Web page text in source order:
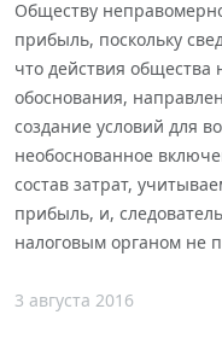
Обществу
прибыль, поскольку
что действия общества
обоснования,
создание условий для
необоснованное
состав затрат,
прибыль, и,
налоговым органом не
3 августа 2016